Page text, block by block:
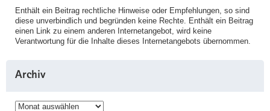
Enthält ein Beitrag rechtliche Hinweise oder Empfehlungen, so sind
diese unverbindlich und begründen keine Rechte. Enthält ein Beitrag
einen Link zu einem anderen Internetangebot, wird keine
Verantwortung für die Inhalte dieses Internetangebots übernommen.
Archiv
Archiv